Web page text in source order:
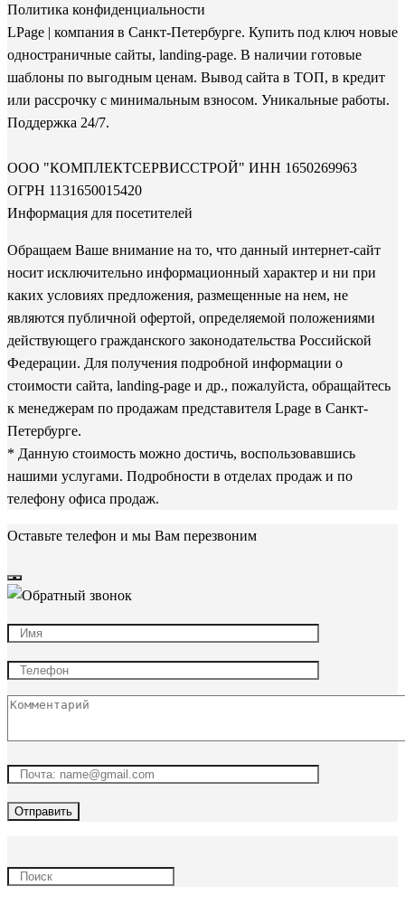
Политика конфиденциальности
LPage | компания в Санкт-Петербурге. Купить под ключ новые
одностраничные сайты, landing-page. В наличии готовые
шаблоны по выгодным ценам. Вывод сайта в ТОП, в кредит
или рассрочку с минимальным взносом. Уникальные работы.
Поддержка 24/7.
ООО "КОМПЛЕКТСЕРВИССТРОЙ" ИНН 1650269963
ОГРН 1131650015420
Информация для посетителей
Обращаем Ваше внимание на то, что данный интернет-сайт
носит исключительно информационный характер и ни при
каких условиях предложения, размещенные на нем, не
являются публичной офертой, определяемой положениями
действующего гражданского законодательства Российской
Федерации. Для получения подробной информации о
стоимости сайта, landing-page и др., пожалуйста, обращайтесь
к менеджерам по продажам представителя Lpage в Санкт-
Петербурге.
* Данную стоимость можно достичь, воспользовавшись
нашими услугами. Подробности в отделах продаж и по
телефону офиса продаж.
Оставьте телефон и мы Вам перезвоним